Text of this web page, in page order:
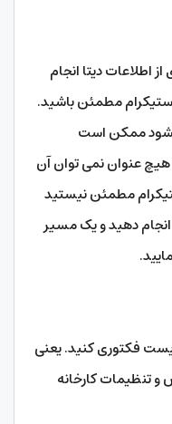
اطلاعات دیتا انجام
مطمئن باشید.
ممکن است
عنوان نمی توان آن
مطمئن نیستید
دهید و یک مسیر
فکتوری کنید. یعنی
تنظیمات کارخانه